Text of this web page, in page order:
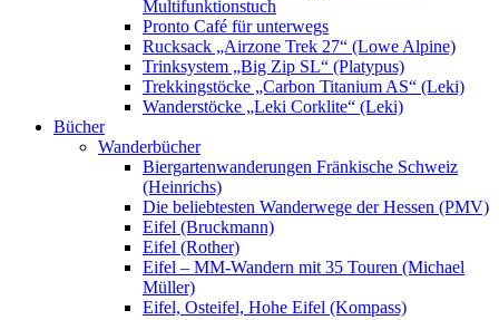
Multifunktionstuch
Pronto Café für unterwegs
Rucksack „Airzone Trek 27“ (Lowe Alpine)
Trinksystem „Big Zip SL“ (Platypus)
Trekkingstöcke „Carbon Titanium AS“ (Leki)
Wanderstöcke „Leki Corklite“ (Leki)
Bücher
Wanderbücher
Biergartenwanderungen Fränkische Schweiz
(Heinrichs)
Die beliebtesten Wanderwege der Hessen (PMV)
Eifel (Bruckmann)
Eifel (Rother)
Eifel – MM-Wandern mit 35 Touren (Michael
Müller)
Eifel, Osteifel, Hohe Eifel (Kompass)